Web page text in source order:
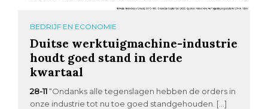
BEDRIJF EN ECONOMIE
Duitse werktuigmachine-industrie
houdt goed stand in derde
kwartaal
28-11 “Ondanks alle tegenslagen hebben de orders in
onze industrie tot nu toe goed standgehouden. […]